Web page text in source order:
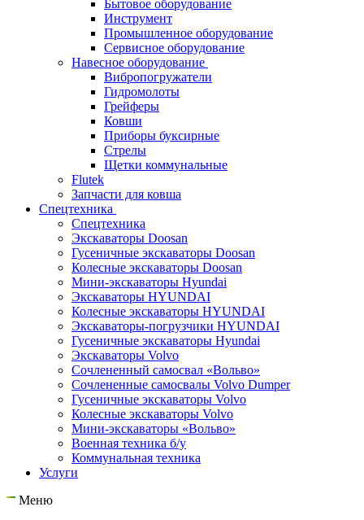
Бытовое оборудование
Инструмент
Промышленное оборудование
Сервисное оборудование
Навесное оборудование
Вибропогружатели
Гидромолоты
Грейферы
Ковши
Приборы буксирные
Стрелы
Щетки коммунальные
Flutek
Запчасти для ковша
Спецтехника
Спецтехника
Экскаваторы Doosan
Гусеничные экскаваторы Doosan
Колесные экскаваторы Doosan
Мини-экскаваторы Hyundai
Экскаваторы HYUNDAI
Колесные экскаваторы HYUNDAI
Экскаваторы-погрузчики HYUNDAI
Гусеничные экскаваторы Hyundai
Экскаваторы Volvo
Сочлененный самосвал «Вольво»
Сочлененные самосвалы Volvo Dumper
Гусеничные экскаваторы Volvo
Колесные экскаваторы Volvo
Мини-экскаваторы «Вольво»
Военная техника б/у
Коммунальная техника
Услуги
Меню